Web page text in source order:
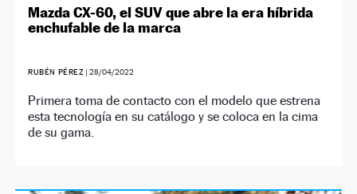
Mazda CX-60, el SUV que abre la era híbrida
enchufable de la marca
RUBÉN PÉREZ |28/04/2022
Primera toma de contacto con el modelo que estrena
esta tecnología en su catálogo y se coloca en la cima
de su gama.